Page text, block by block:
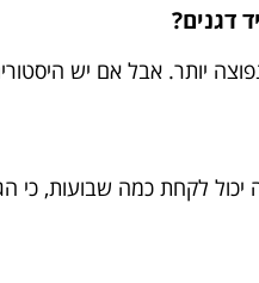
דגנים?
יותר. אבל אם יש
יכול לקחת כמה שבועות, כי